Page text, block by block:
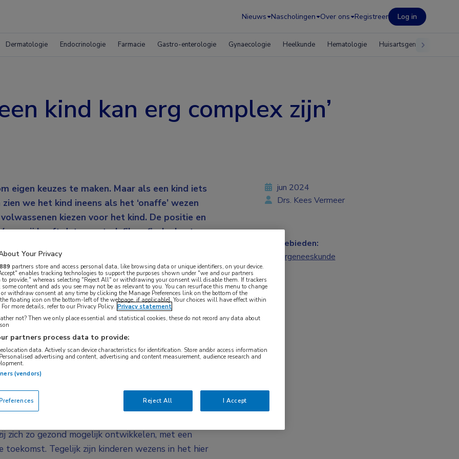
Nieuws Nascholingen Over ons Registreer Log in
Dermatologie Endocrinologie Farmacie Gastro-enterologie Gynaecologie Heelkunde Hematologie Huisartsgeneeskunde
kind kan erg complex zijn’
eigen keuzes te maken. Maar als een kind iets
we het kind ineens als het ‘onaffe’ wezen
kiezen voor het kind. De positie en
mij heeft dat een sterk filosofische kant:
in de kindergeneeskunde nauwelijks
ethicus prof. dr. Martine de Vries (LUMC). Zij is 2
hoofd van de afdeling Ethiek en Recht.
Ethiek en Gezondheid (CEG), een
en de Raad voor Volksgezondheid &
geneeskunde gecombineerd. Bij mijn opleiding
de vraag stellen: waarom zijn er
kleine volwassenen, hun lichaam is anders en
zijn. Maar voor De Vries is dat niet het
fysiek anders: het zijn wezens die op weg zijn
zich zo gezond mogelijk ontwikkelen, met een
toekomst. Tegelijk zijn kinderen wezens in het hier
jun 2024
Drs. Kees Vermeer
Vakgebieden:
Kindergeneeskunde
Your Privacy
889 partners store and access personal data, like browsing data or unique identifiers, on your device.
enables tracking technologies to support the purposes shown under "we and our partners
to provide," whereas selecting "Reject All" or withdrawing your consent will disable them. If trackers
some content and ads you see may not be as relevant to you. You can resurface this menu to change
or withdraw consent at any time by clicking the Manage Preferences link on the bottom of the
floating icon on the bottom-left of the webpage, if applicable]. Your choices will have effect within
more details, refer to our Privacy Policy. Privacy statement
not? Then we only place essential and statistical cookies, these do not record any data about
partners process data to provide:
data. Actively scan device characteristics for identification. Store and/or access information
advertising and content, advertising and content measurement, audience research and
(vendors)
Reject All I Accept